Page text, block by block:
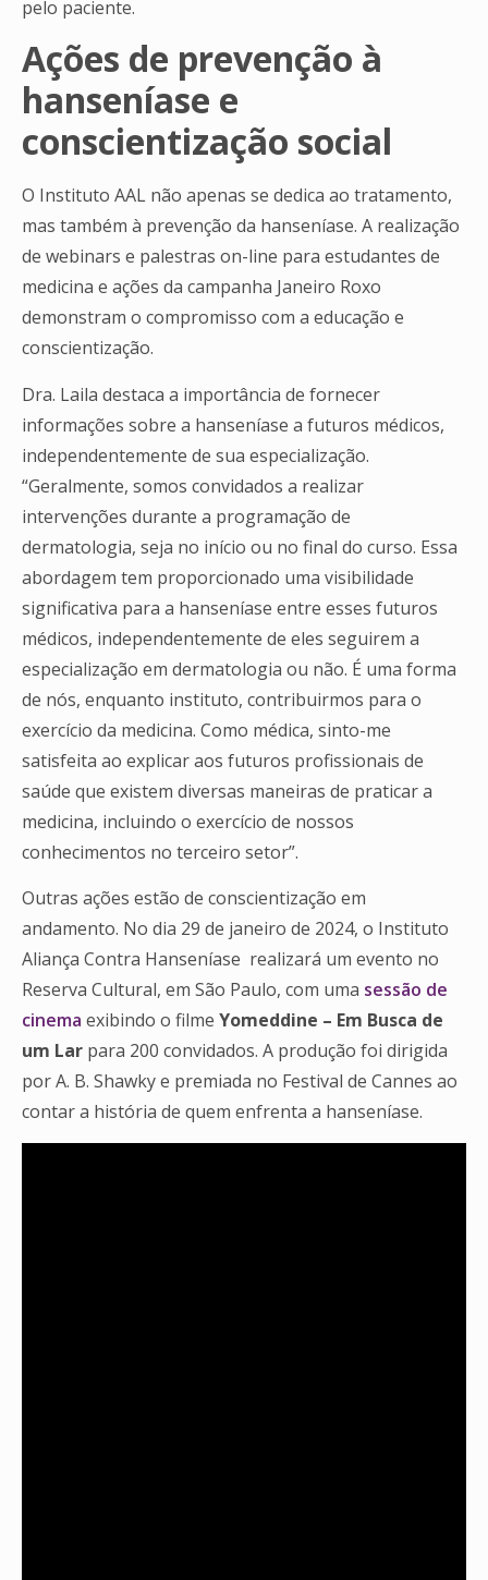
pelo paciente.
Ações de prevenção à
hanseníase e
conscientização social
O Instituto AAL não apenas se dedica ao tratamento,
mas também à prevenção da hanseníase. A realização
de webinars e palestras on-line para estudantes de
medicina e ações da campanha Janeiro Roxo
demonstram o compromisso com a educação e
conscientização.
Dra. Laila destaca a importância de fornecer
informações sobre a hanseníase a futuros médicos,
independentemente de sua especialização.
“Geralmente, somos convidados a realizar
intervenções durante a programação de
dermatologia, seja no início ou no final do curso. Essa
abordagem tem proporcionado uma visibilidade
significativa para a hanseníase entre esses futuros
médicos, independentemente de eles seguirem a
especialização em dermatologia ou não. É uma forma
de nós, enquanto instituto, contribuirmos para o
exercício da medicina. Como médica, sinto-me
satisfeita ao explicar aos futuros profissionais de
saúde que existem diversas maneiras de praticar a
medicina, incluindo o exercício de nossos
conhecimentos no terceiro setor”.
Outras ações estão de conscientização em
andamento. No dia 29 de janeiro de 2024, o Instituto
Aliança Contra Hanseníase realizará um evento no
Reserva Cultural, em São Paulo, com uma sessão de
cinema exibindo o filme Yomeddine – Em Busca de
um Lar para 200 convidados. A produção foi dirigida
por A. B. Shawky e premiada no Festival de Cannes ao
contar a história de quem enfrenta a hanseníase.